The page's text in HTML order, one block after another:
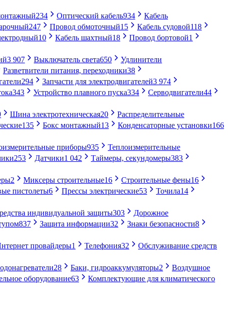
234 Оптический кабель934
Кабель
247 Провод обмоточный15 Кабель судовой118
10 Кабель шахтный18 Провод бортовой1
3 907 Выключатель света650
Удлинители
Разветвители питания, переходники38
294 Запчасти для электродвигателей3 974
343 Устройство плавного пуска334 Серводвигатели44
Шина электротехническая20
Распределительные
135 Бокс монтажный13 Конденсаторные установки166
приборы935
Теплоизмерительные
253 Датчики1 042 Таймеры, секундомеры383
2 Миксеры строительные16 Строительные фены16
пистолеты6 Прессы электрические53 Точила14
индивидуальной защиты303
Дорожное
837 Защита информации32 Знаки безопасности8
провайдеры1 Телефония32
Обслуживание средств
28 Баки, гидроаккумуляторы2
Воздушное
оборудование63
Комплектующие для климатического